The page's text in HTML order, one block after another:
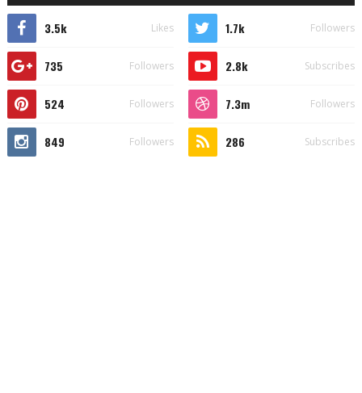
3.5k Likes 1.7k Followers
735 Followers 2.8k Subscribes
524 Followers 7.3m Followers
849 Followers 286 Subscribes